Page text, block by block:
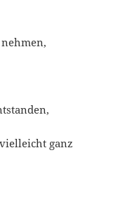
ganz